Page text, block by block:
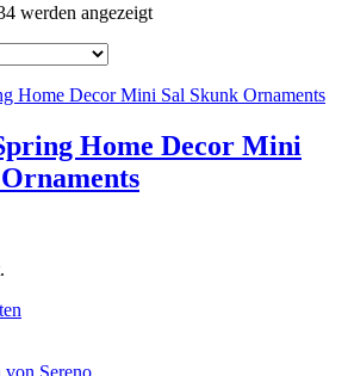
werden angezeigt
Home Decor Mini